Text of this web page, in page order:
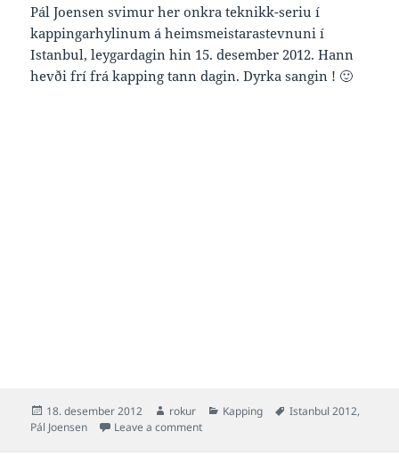
Pál Joensen svimur her onkra teknikk-seriu í
kappingarhylinum á heimsmeistarastevnuni í
Istanbul, leygardagin hin 15. desember 2012. Hann
hevði frí frá kapping tann dagin. Dyrka sangin ! 🙂
Posted
on
18. desember 2012 Author
rokur Categories
Kapping Tags
Istanbul 2012,
Pál Joensen
Leave a commenton Pál trenar á HM í Istanbul